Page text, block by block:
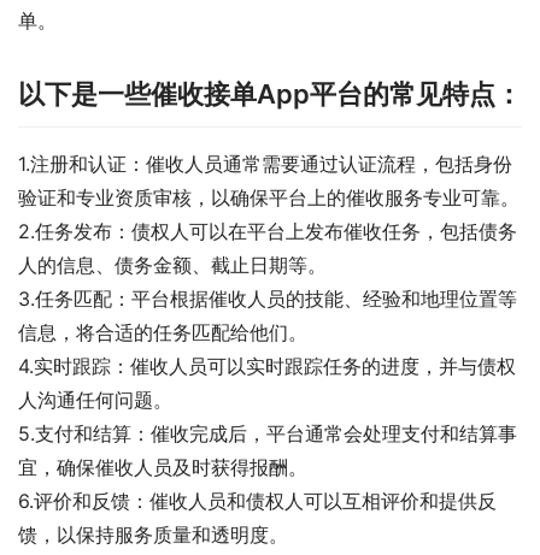
单。
以下是一些催收接单App平台的常见特点：
1.注册和认证：催收人员通常需要通过认证流程，包括身份
验证和专业资质审核，以确保平台上的催收服务专业可靠。
2.任务发布：债权人可以在平台上发布催收任务，包括债务
人的信息、债务金额、截止日期等。
3.任务匹配：平台根据催收人员的技能、经验和地理位置等
信息，将合适的任务匹配给他们。
4.实时跟踪：催收人员可以实时跟踪任务的进度，并与债权
人沟通任何问题。
5.支付和结算：催收完成后，平台通常会处理支付和结算事
宜，确保催收人员及时获得报酬。
6.评价和反馈：催收人员和债权人可以互相评价和提供反
馈，以保持服务质量和透明度。